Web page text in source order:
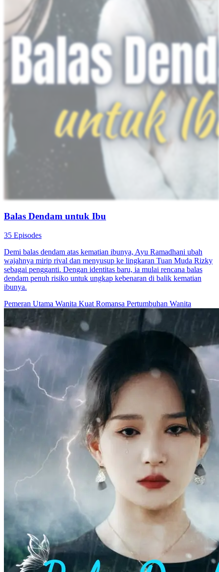
Sepuluh tahun setelah berpura-pura mati, Rizky Pratama mengetahui
adiknya, Leonardo, dibunuh oleh istrinya Rara Dinata dan sepupu
Kevin Pratama. Rizky pun menyamar sebagai Leonardo yang
“bangkit dari kematian”, menyusup ke dalam keluarga Pratama.
Dengan rencana balas dendam yang cermat, ia mengungkap rahasia
kelam keluarga dan bertekad menuntut balas pada para pengkhianat.
Identitas Tersembunyi
Pemeran Utama Pria Kehidupan perkotaan
Ciuman dan Balas Dendam
Setelah ditipu, Shen Yanxin terlahir kembali dan menghadapi musuh
masa lalunya, Shen Yichuan. Bertekad untuk membalas dendam dan
menyelesaikan dendam lama, dia memulai perjalanan balas dendam.
Pada saat yang sama, cinta memasuki hidupnya, dan dia dengan
terampil menyeimbangkan antara balas dendam dan romansa. Dia
menjalani hidup tanpa penyesalan, penuh dengan cinta yang manis
dan kepuasan untuk membalaskan dendam.